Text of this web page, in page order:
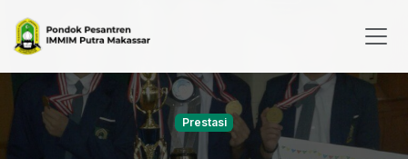
Prestasi